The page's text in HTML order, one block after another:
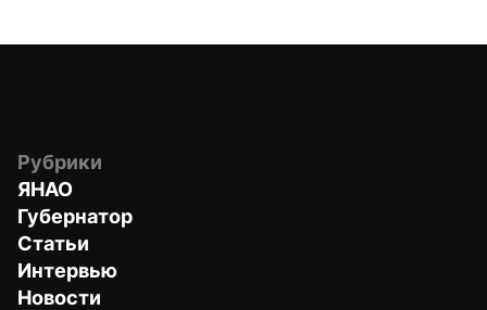
Рубрики
ЯНАО
Губернатор
Статьи
Интервью
Новости